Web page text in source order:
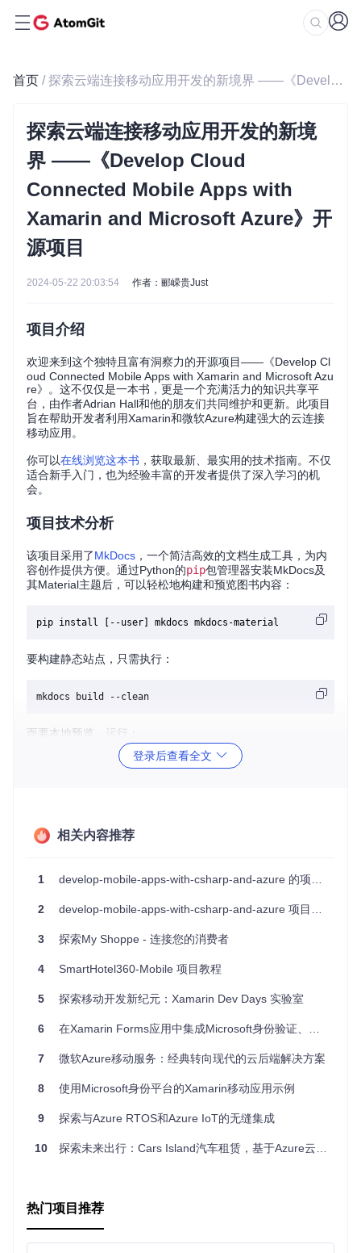
首页 / 探索云端连接移动应用开发的新境界 ——《Develop Cloud Connected Mobile Apps with Xamarin and Microsoft Azure》开源项目
探索云端连接移动应用开发的新境
界 ——《Develop Cloud
Connected Mobile Apps with
Xamarin and Microsoft Azure》开
源项目
2024-05-22 20:03:54 作者：郦嵘贵Just
项目介绍
欢迎来到这个独特且富有洞察力的开源项目——《Develop Cl
oud Connected Mobile Apps with Xamarin and Microsoft Azu
re》。这不仅仅是一本书，更是一个充满活力的知识共享平
台，由作者Adrian Hall和他的朋友们共同维护和更新。此项目
旨在帮助开发者利用Xamarin和微软Azure构建强大的云连接
移动应用。
你可以在线浏览这本书 ，获取最新、最实用的技术指南。不仅
适合新手入门，也为经验丰富的开发者提供了深入学习的机
会。
项目技术分析
该项目采用了MkDocs ，一个简洁高效的文档生成工具，为内
容创作提供方便。通过Python的pip包管理器安装MkDocs及
其Material主题后，可以轻松地构建和预览图书内容：
要构建静态站点，只需执行：
而要本地预览，运行：
项目及技术应用场景
不论你是想学习如何用C#语言和Xamarin构建跨平台移动应
用，还是希望掌握Azure云计算服务的集成，这本书都为你提
供了详尽的教程。你将学到如何设计、开发和部署能够在云端
无缝运作的应用，从而实现高效的数据同步和远程服务调用。
在企业级应用开发、物联网项目或是个人创新项目中，这些技
还是教育工作者，都能从这个项目中受益。
项目特点
进。
前沿性。
于自定义样式和布局。
阅读，灵活度极高。
登录后查看全文
相关内容推荐
1 develop-mobile-apps-with-csharp-and-azure 的项目扩展与二次开发
2 develop-mobile-apps-with-csharp-and-azure 项目亮点解析
3 探索My Shoppe - 连接您的消费者
4 SmartHotel360-Mobile 项目教程
5 探索移动开发新纪元：Xamarin Dev Days 实验室
6 在Xamarin Forms应用中集成Microsoft身份验证、Microsoft Authenticator应用（Broker）和Microsoft Graph
7 微软Azure移动服务：经典转向现代的云后端解决方案
8 使用Microsoft身份平台的Xamarin移动应用示例
9 探索与Azure RTOS和Azure IoT的无缝集成
10 探索未来出行：Cars Island汽车租赁，基于Azure云的智能解决方案
热门项目推荐